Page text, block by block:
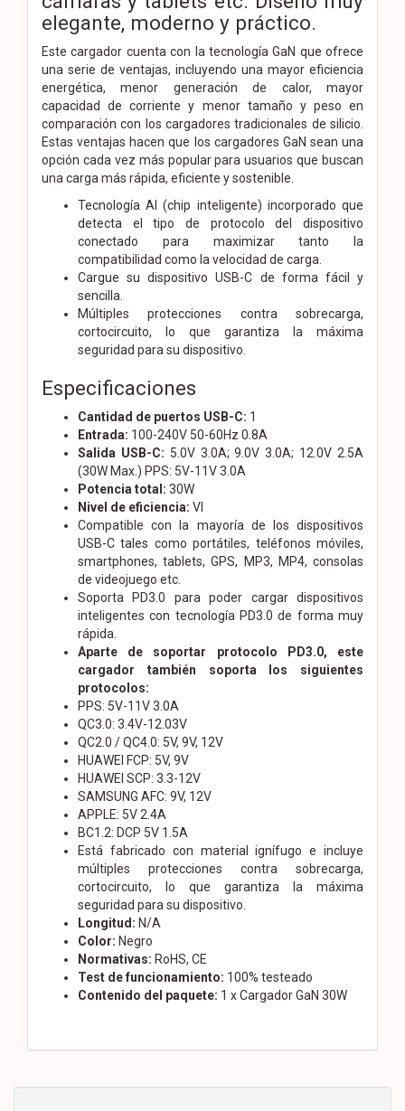
elegante, moderno y práctico.
Este cargador cuenta con la tecnología GaN que ofrece
una serie de ventajas, incluyendo una mayor eficiencia
energética, menor generación de calor, mayor
capacidad de corriente y menor tamaño y peso en
comparación con los cargadores tradicionales de silicio.
Estas ventajas hacen que los cargadores GaN sean una
opción cada vez más popular para usuarios que buscan
una carga más rápida, eficiente y sostenible.
Tecnología AI (chip inteligente) incorporado que
detecta el tipo de protocolo del dispositivo
conectado para maximizar tanto la
compatibilidad como la velocidad de carga.
Cargue su dispositivo USB-C de forma fácil y
sencilla.
Múltiples protecciones contra sobrecarga,
cortocircuito, lo que garantiza la máxima
seguridad para su dispositivo.
Especificaciones
Cantidad de puertos USB-C: 1
Entrada: 100-240V 50-60Hz 0.8A
Salida USB-C: 5.0V 3.0A; 9.0V 3.0A; 12.0V 2.5A
(30W Max.) PPS: 5V-11V 3.0A
Potencia total: 30W
Nivel de eficiencia: VI
Compatible con la mayoría de los dispositivos
USB-C tales como portátiles, teléfonos móviles,
smartphones, tablets, GPS, MP3, MP4, consolas
de videojuego etc.
Soporta PD3.0 para poder cargar dispositivos
inteligentes con tecnología PD3.0 de forma muy
rápida.
Aparte de soportar protocolo PD3.0, este
cargador también soporta los siguientes
protocolos:
PPS: 5V-11V 3.0A
QC3.0: 3.4V-12.03V
QC2.0 / QC4.0: 5V, 9V, 12V
HUAWEI FCP: 5V, 9V
HUAWEI SCP: 3.3-12V
SAMSUNG AFC: 9V, 12V
APPLE: 5V 2.4A
BC1.2: DCP 5V 1.5A
Está fabricado con material ignífugo e incluye
múltiples protecciones contra sobrecarga,
cortocircuito, lo que garantiza la máxima
seguridad para su dispositivo.
Longitud: N/A
Color: Negro
Normativas: RoHS, CE
Test de funcionamiento: 100% testeado
Contenido del paquete: 1 x Cargador GaN 30W